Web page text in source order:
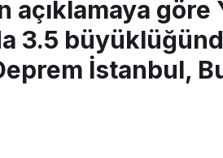
açıklamaya
3.5
İstanbul,